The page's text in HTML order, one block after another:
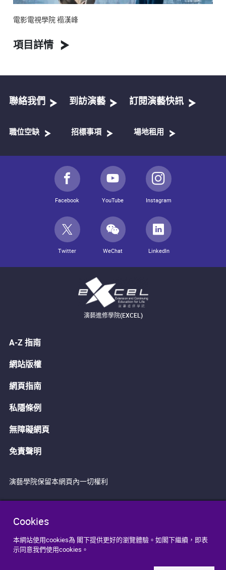
Cookies
本網站使用cookies為 閣下提供更好的瀏覽體驗。如閣下繼續，即表
示同意我們使用cookies。
電影電視學院 褟漢峰
項目詳情
聯絡我們 到訪演藝 訂閱演藝快訊
職位空缺 招標事項 場地租用
Facebook YouTube Instagram
Twitter WeChat LinkedIn
演藝進修學院(EXCEL)
A-Z 指南
網站版權
網頁指南
私隱條例
無障礙網頁
免責聲明
演藝學院保留本網頁內一切權利